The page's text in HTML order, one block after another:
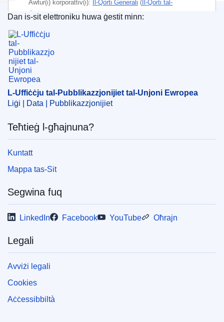
Awtur(i) korporattiv(i): Il-Qorti Ġenerali ( Il-Qorti tal-
Ġustizzja tal-Unjoni Ewropea)
Suġġett:
kummerċjali reġistrata
tal-UE
CELEX : 62022TB0609
ELI : C/2023/337/oj
OJ : C_202300337
IMMC : ORD-T-0609-2022
L-Uffiċċju tal-Pubblikazzjonijiet tal-Unjoni
Dan is-sit elettroniku huwa ġestit minn:
L-Uffiċċju tal-Pubblikazzjonijiet tal-Unjoni Ewropea
Liġi | Data | Pubblikazzjonijiet
Teħtieġ l-għajnuna?
Kuntatt
Mappa tas-Sit
Segwina fuq
LinkedIn Facebook YouTube Oħrajn
Legali
Avviżi legali
Cookies
Aċċessibbiltà